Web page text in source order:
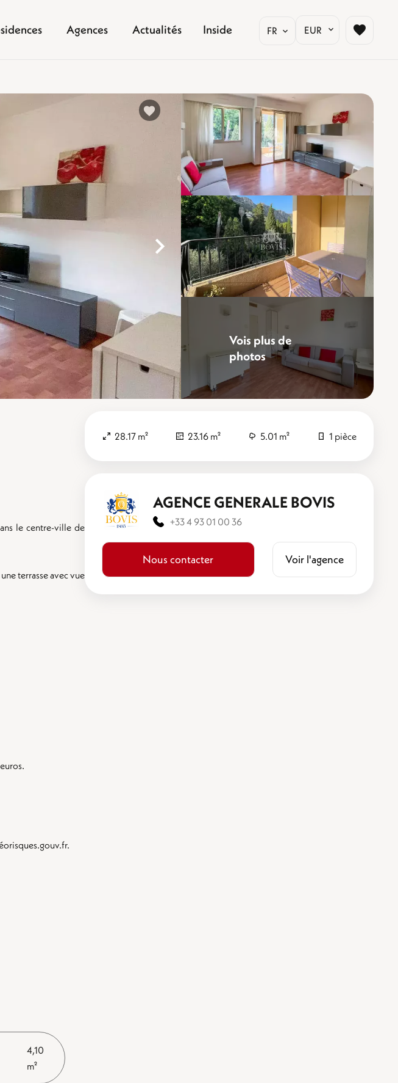
Agences Actualités Inside FR EUR
Sublimez
%}
Vois plus de
photos
le centre-ville de
terrasse avec vue
4,10
m²
28.17 m² 23.16 m² 5.01 m² 1 pièce
AGENCE GENERALE BOVIS
+33 4 93 01 00 36
Nous contacter Voir l'agence